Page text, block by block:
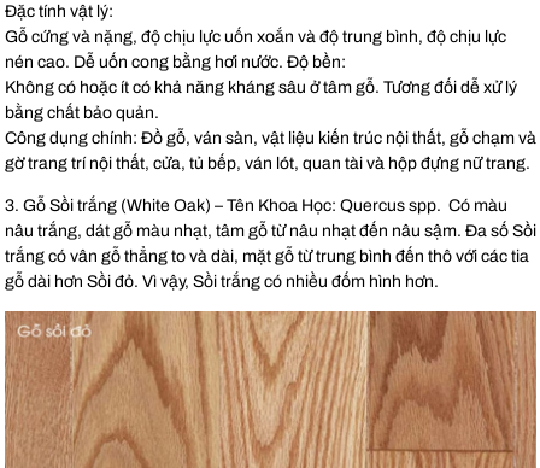
Đặc tính vật lý:
Gỗ cứng và nặng, độ chịu lực uốn xoắn và độ trung bình, độ chịu lực
nén cao. Dễ uốn cong bằng hơi nước. Độ bền:
Không có hoặc ít có khả năng kháng sâu ở tâm gỗ. Tương đối dễ xử lý
bằng chất bảo quản.
Công dụng chính: Đồ gỗ, ván sàn, vật liệu kiến trúc nội thất, gỗ chạm và
gờ trang trí nội thất, cửa, tủ bếp, ván lót, quan tài và hộp đựng nữ trang.
3. Gỗ Sồi trắng (White Oak) – Tên Khoa Học: Quercus spp. Có màu
nâu trắng, dát gỗ màu nhạt, tâm gỗ từ nâu nhạt đến nâu sậm. Đa số Sồi
trắng có vân gỗ thẳng to và dài, mặt gỗ từ trung bình đến thô với các tia
gỗ dài hơn Sồi đỏ. Vì vậy, Sồi trắng có nhiều đốm hình hơn.